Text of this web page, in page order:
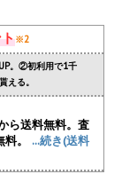
※2
。②初利用で1千
る。
ら送料無料。査
。
...続き(送料